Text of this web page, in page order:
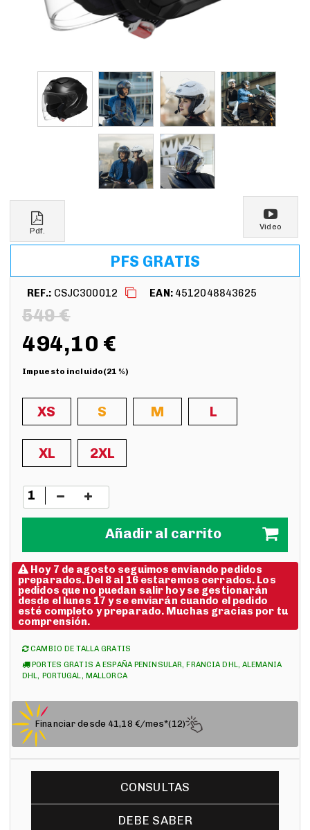
Pdf. Video
PFS GRATIS
REF.: CSJC300012 EAN: 4512048843625
549 €
494,10 €
Impuesto incluido(21 %)
XS S M L
XL 2XL
Añadir al carrito
Hoy 7 de agosto seguimos enviando pedidos
preparados. Del 8 al 16 estaremos cerrados. Los
pedidos que no puedan salir hoy se gestionarán
desde el lunes 17 y se enviarán cuando el pedido
esté completo y preparado. Muchas gracias por tu
comprensión.
CAMBIO DE TALLA GRATIS
PORTES GRATIS A ESPAÑA PENINSULAR, FRANCIA DHL, ALEMANIA
DHL, PORTUGAL, MALLORCA
Financiar desde 41,18 €/mes*(12)
CONSULTAS
DEBE SABER